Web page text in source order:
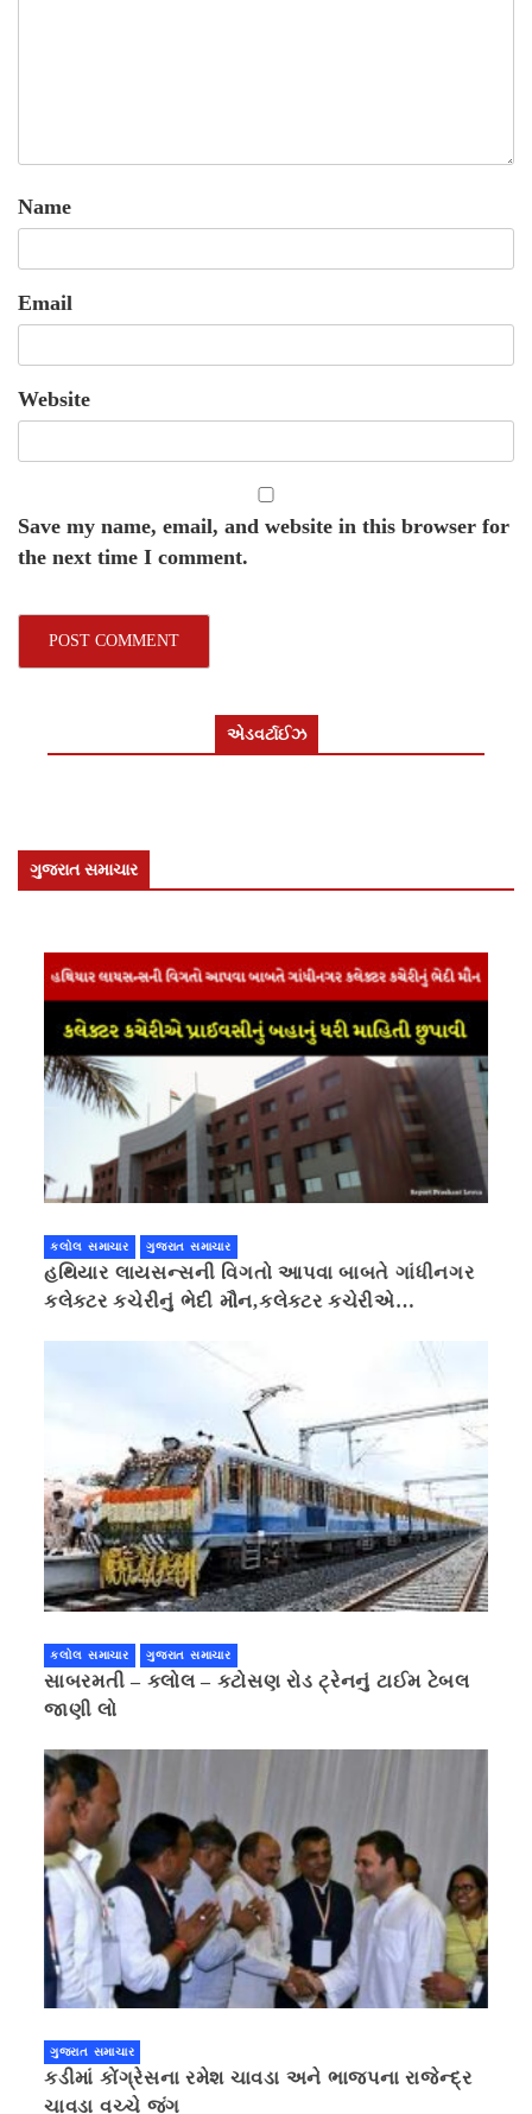
Name
Email
Website
Save my name, email, and website in this browser for
the next time I comment.
એડવર્ટાઈઝ
ગુજરાત સમાચાર
કલોલ સમાચાર ગુજરાત સમાચાર
હથિયાર લાયસન્સની વિગતો આપવા બાબતે ગાંધીનગર
કલેક્ટર કચેરીનું ભેદી મૌન,કલેક્ટર કચેરીએ
કલોલ સમાચાર ગુજરાત સમાચાર
સાબરમતી – કલોલ – કટોસણ રોડ ટ્રેનનું ટાઈમ ટેબલ
જાણી લો
ગુજરાત સમાચાર
કડીમાં કોંગ્રેસના રમેશ ચાવડા અને ભાજપના રાજેન્દ્ર
ચાવડા વચ્ચે જંગ